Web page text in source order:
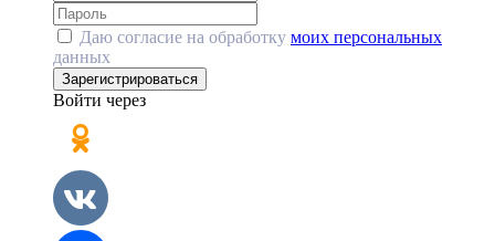
Даю согласие на обработку моих персональных
данных
Зарегистрироваться
Войти через